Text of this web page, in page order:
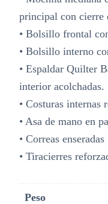
principal con cierre
• Bolsillo frontal
• Bolsillo interno
• Espaldar Quilter
interior acolchadas.
• Costuras internas
• Asa de mano en
• Correas enseradas
• Tiracierres
Peso